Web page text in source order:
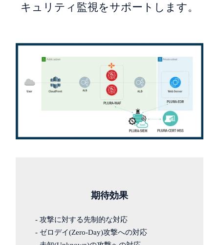
キュリティ監視をサポートします。
期待効果
- 攻撃に対する先制的な対応
- ゼロデイ(Zero-Day)攻撃への対応